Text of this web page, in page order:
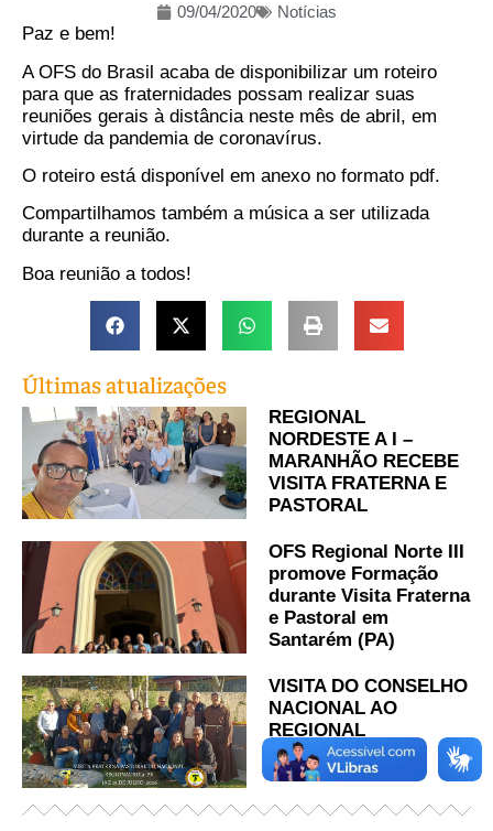
09/04/2020 Notícias
Paz e bem!
A OFS do Brasil acaba de disponibilizar um roteiro
para que as fraternidades possam realizar suas
reuniões gerais à distância neste mês de abril, em
virtude da pandemia de coronavírus.
O roteiro está disponível em anexo no formato pdf.
Compartilhamos também a música a ser utilizada
durante a reunião.
Boa reunião a todos!
Últimas atualizações
REGIONAL
NORDESTE A I –
MARANHÃO RECEBE
VISITA FRATERNA E
PASTORAL
OFS Regional Norte III
promove Formação
durante Visita Fraterna
e Pastoral em
Santarém (PA)
VISITA DO CONSELHO
NACIONAL AO
REGIONAL
SUL1PARANA